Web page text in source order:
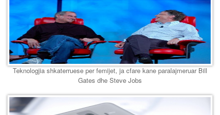
Teknologjia shkaterruese per femijet, ja cfare kane paralajmeruar Bill
Gates dhe Steve Jobs